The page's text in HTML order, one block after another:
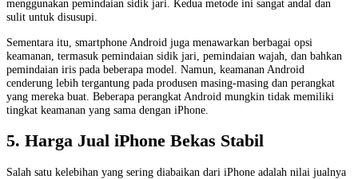
menggunakan pemindaian sidik jari. Kedua metode ini sangat andal dan
sulit untuk disusupi.
Sementara itu, smartphone Android juga menawarkan berbagai opsi
keamanan, termasuk pemindaian sidik jari, pemindaian wajah, dan bahkan
pemindaian iris pada beberapa model. Namun, keamanan Android
cenderung lebih tergantung pada produsen masing-masing dan perangkat
yang mereka buat. Beberapa perangkat Android mungkin tidak memiliki
tingkat keamanan yang sama dengan iPhone.
5. Harga Jual iPhone Bekas Stabil
Salah satu kelebihan yang sering diabaikan dari iPhone adalah nilai jualnya